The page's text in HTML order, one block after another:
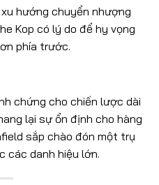
hướng chuyển nhượng
Kop có lý do để hy vọng
phía trước.
chứng cho chiến lược dài
lại sự ổn định cho hàng
sắp chào đón một trụ
các danh hiệu lớn.